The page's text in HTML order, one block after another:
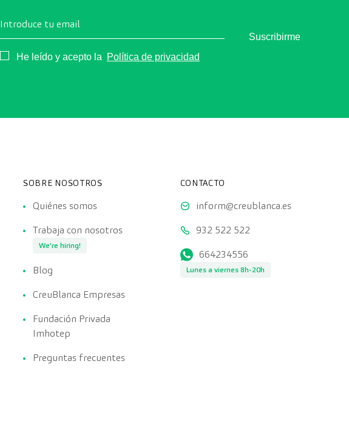
Introduce tu email
Consentimiento
He leído y acepto la Política de privacidad
Suscribirme
SOBRE NOSOTROS
Quiénes somos
Trabaja con nosotros
We're hiring!
Blog
CreuBlanca Empresas
Fundación Privada
Imhotep
Preguntas frecuentes
CONTACTO
inform@creublanca.es
932 522 522
664234556
Lunes a viernes 8h-20h